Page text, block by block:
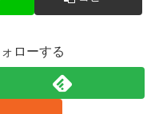
ローする